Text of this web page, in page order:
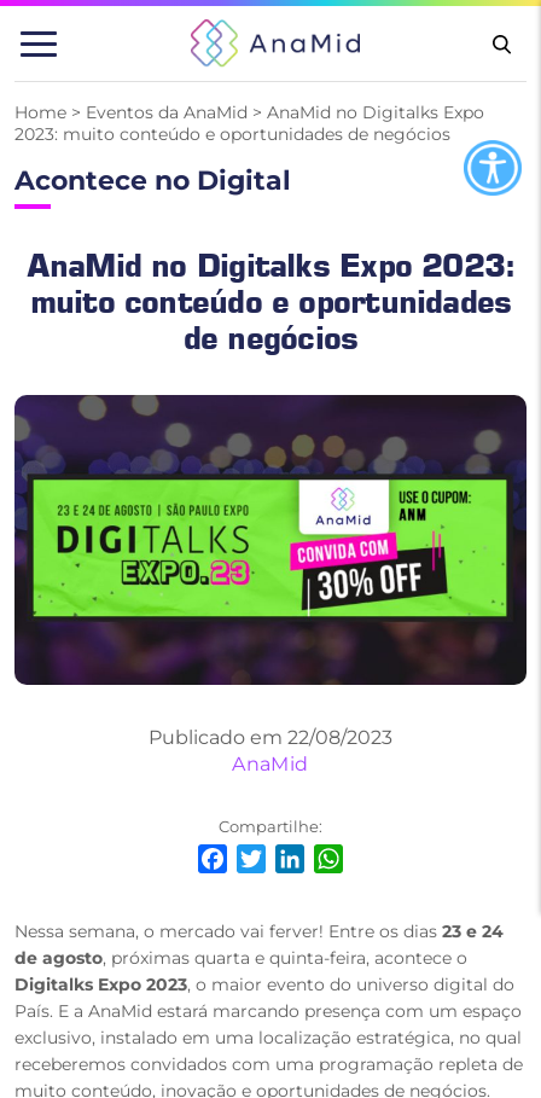
Pular
para
Home > Eventos da AnaMid > AnaMid no Digitalks Expo
2023: muito conteúdo e oportunidades de negócios
Acontece no Digital
AnaMid no Digitalks Expo 2023:
muito conteúdo e oportunidades
de negócios
Publicado em 22/08/2023
AnaMid
Compartilhe:
Nessa semana, o mercado vai ferver! Entre os dias 23 e 24
de agosto, próximas quarta e quinta-feira, acontece o
Digitalks Expo 2023, o maior evento do universo digital do
País. E a AnaMid estará marcando presença com um espaço
exclusivo, instalado em uma localização estratégica, no qual
receberemos convidados com uma programação repleta de
muito conteúdo, inovação e oportunidades de negócios.